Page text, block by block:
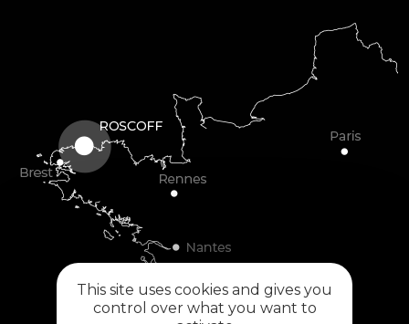
This site uses cookies and gives you
control over what you want to